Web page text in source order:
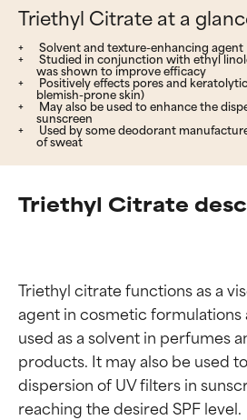
Triethyl Citrate at a
Solvent and texture-enhancing agent
Studied in conjunction with ethyl
was shown to improve efficacy
Positively effects pores and
blemish-prone skin)
May also be used to enhance the
sunscreen
Used by some deodorant
of sweat
Triethyl Citrate
Triethyl citrate functions as a
agent in cosmetic formulations
used as a solvent in perfumes
products. It may also be used
dispersion of UV filters in
reaching the desired SPF level.